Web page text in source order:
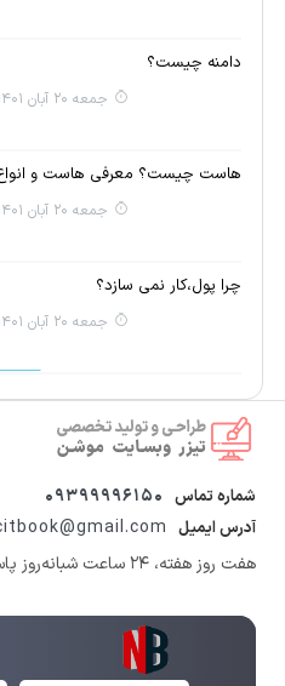
دامنه چیست؟
جمعه 20 آبان 1401
هاست چیست؟ معرفی هاست و
جمعه 20 آبان 1401
چرا پول،کار نمی سازد؟
جمعه 20 آبان 1401
شماره تماس 09399996150
آدرس ایمیل
هفت روز هفته، ۲۴ ساعت شبانه‌روز پاسخگوی شما هستیم.